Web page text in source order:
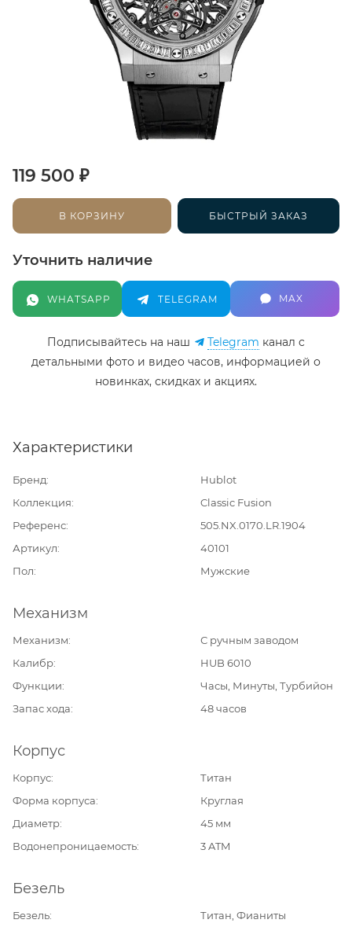
119 500 ₽
В КОРЗИНУ БЫСТРЫЙ ЗАКАЗ
Уточнить наличие
WHATSAPP TELEGRAM MAX
Подписывайтесь на наш Telegram канал c
детальными фото и видео часов, информацией о
новинках, скидках и акциях.
Характеристики
Бренд
Hublot
Коллекция
Classic Fusion
Референс
505.NX.0170.LR.1904
Артикул
40101
Пол
Мужские
Механизм
Механизм
С ручным заводом
Калибр
HUB 6010
Функции
Часы, Минуты, Турбийон
Запас хода
48 часов
Корпус
Корпус
Титан
Форма корпуса
Круглая
Диаметр
45 мм
Водонепроницаемость
3 ATM
Безель
Безель
Титан, Фианиты